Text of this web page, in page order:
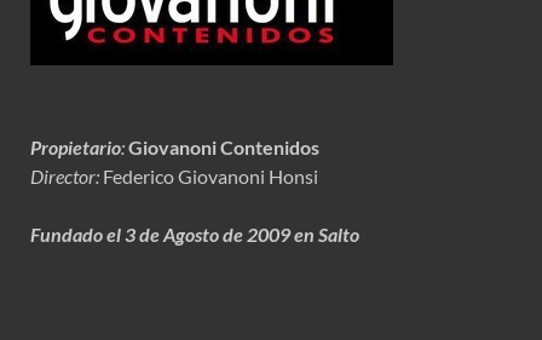
Propietario:Giovanoni Contenidos
Director: Federico Giovanoni Honsi
Fundado el 3 de Agosto de 2009 en Salto